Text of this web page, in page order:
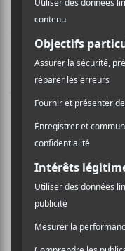
TEKE::TEKE) au
trompette et
Babies) sur quelques